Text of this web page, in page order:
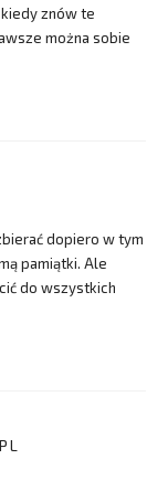
znów te
można sobie
dopiero w tym
pamiątki. Ale
do wszystkich